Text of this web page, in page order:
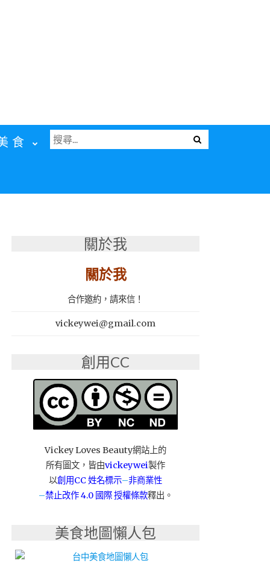
食
Menu
搜
尋
關於我
關於我
合作邀約，請來信！
vickeywei@gmail.com
創用CC
Vickey Loves Beauty網站上的
所有圖文，皆由vickeywei製作
以創用CC 姓名標示–非商業性
–禁止改作4.0 國際 授權條款釋出。
美食地圖懶人包